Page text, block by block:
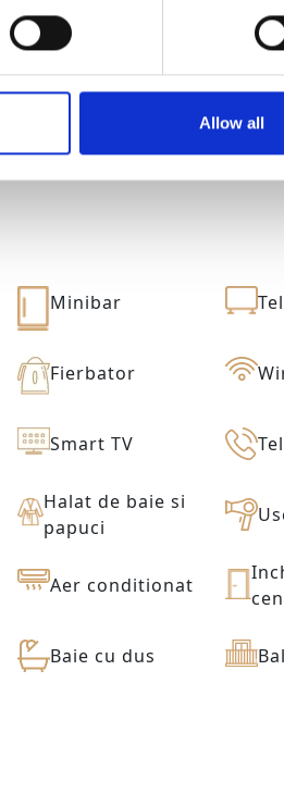
Allow all
Minibar
Fierbator
Smart TV
Halat de baie si
papuci
Aer conditionat
Baie cu dus